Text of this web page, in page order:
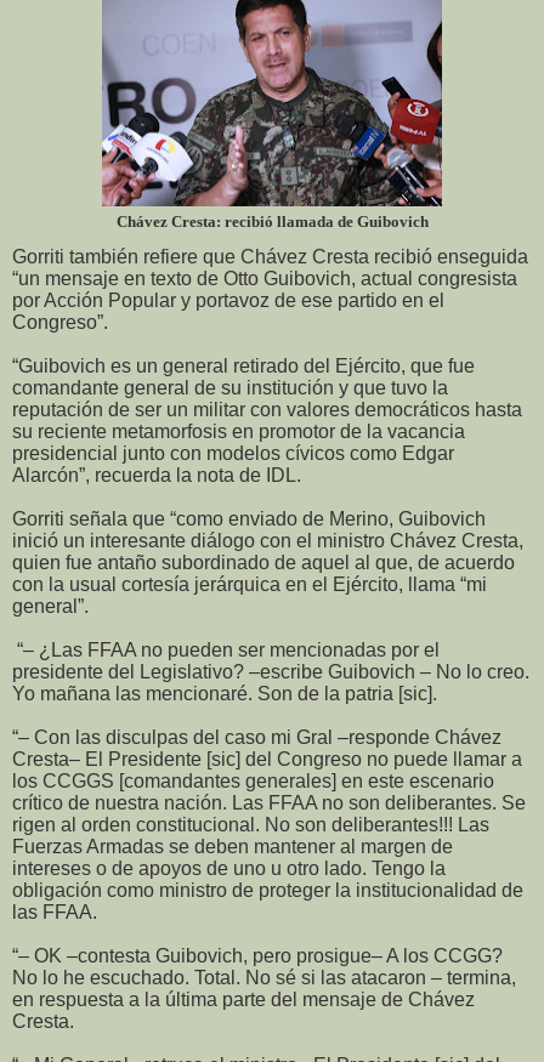
Chávez Cresta: recibió llamada de Guibovich
Gorriti también refiere que Chávez Cresta recibió enseguida
“un mensaje en texto de Otto Guibovich, actual congresista
por Acción Popular y portavoz de ese partido en el
Congreso”.
“Guibovich es un general retirado del Ejército, que fue
comandante general de su institución y que tuvo la
reputación de ser un militar con valores democráticos hasta
su reciente metamorfosis en promotor de la vacancia
presidencial junto con modelos cívicos como Edgar
Alarcón”, recuerda la nota de IDL.
Gorriti señala que “como enviado de Merino, Guibovich
inició un interesante diálogo con el ministro Chávez Cresta,
quien fue antaño subordinado de aquel al que, de acuerdo
con la usual cortesía jerárquica en el Ejército, llama “mi
general”.
“– ¿Las FFAA no pueden ser mencionadas por el
presidente del Legislativo? –escribe Guibovich – No lo creo.
Yo mañana las mencionaré. Son de la patria [sic].
“– Con las disculpas del caso mi Gral –responde Chávez
Cresta– El Presidente [sic] del Congreso no puede llamar a
los CCGGS [comandantes generales] en este escenario
crítico de nuestra nación. Las FFAA no son deliberantes. Se
rigen al orden constitucional. No son deliberantes!!! Las
Fuerzas Armadas se deben mantener al margen de
intereses o de apoyos de uno u otro lado. Tengo la
obligación como ministro de proteger la institucionalidad de
las FFAA.
“– OK –contesta Guibovich, pero prosigue– A los CCGG?
No lo he escuchado. Total. No sé si las atacaron – termina,
en respuesta a la última parte del mensaje de Chávez
Cresta.